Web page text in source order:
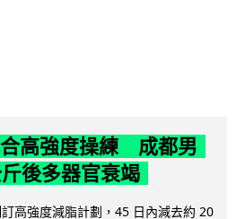
高強度操練 成都男
後多器官衰竭
高強度減脂計劃，45 日內減去約 20